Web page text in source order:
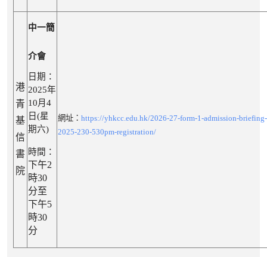
港
青
基
信
書
院
中一簡
介會
日期：
2025年
10月4
日(星
期六)
時間：
下午2
時30
分至
下午5
時30
分
網址： https://yhkcc.edu.hk/2026-27-form-1-admission-
2025-230-530pm-registration/